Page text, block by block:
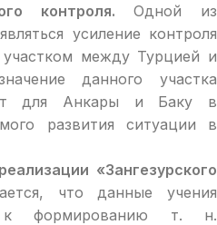
контроля. Одной из
усиление контроля
между Турцией и
данного участка
для Анкары и Баку в
развития ситуации в
«Зангезурского
что данные учения
к формированию т. н.